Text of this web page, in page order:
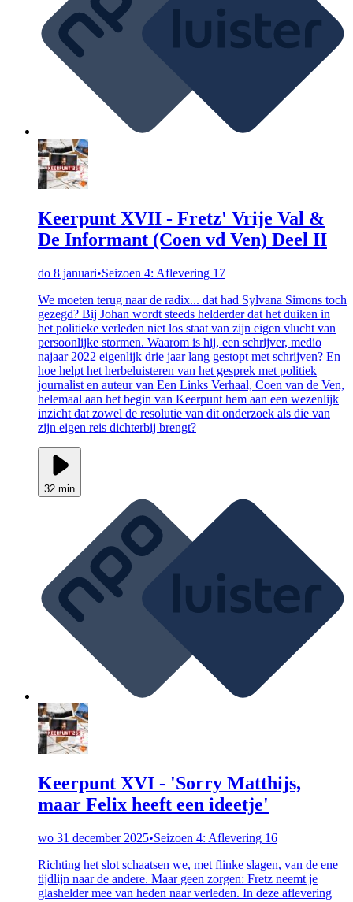
Keerpunt XVII - Fretz' Vrije Val &
De Informant (Coen vd Ven) Deel II
do 8 januari•Seizoen 4: Aflevering 17
We moeten terug naar de radix... dat had Sylvana Simons toch
gezegd? Bij Johan wordt steeds helderder dat het duiken in
het politieke verleden niet los staat van zijn eigen vlucht van
persoonlijke stormen. Waarom is hij, een schrijver, medio
najaar 2022 eigenlijk drie jaar lang gestopt met schrijven? En
hoe helpt het herbeluisteren van het gesprek met politiek
journalist en auteur van Een Links Verhaal, Coen van de Ven,
helemaal aan het begin van Keerpunt hem aan een wezenlijk
inzicht dat zowel de resolutie van dit onderzoek als die van
zijn eigen reis dichterbij brengt?
32 min
Keerpunt XVI - 'Sorry Matthijs,
maar Felix heeft een ideetje'
wo 31 december 2025•Seizoen 4: Aflevering 16
Richting het slot schaatsen we, met flinke slagen, van de ene
tijdlijn naar de andere. Maar geen zorgen: Fretz neemt je
glashelder mee van heden naar verleden. In deze aflevering